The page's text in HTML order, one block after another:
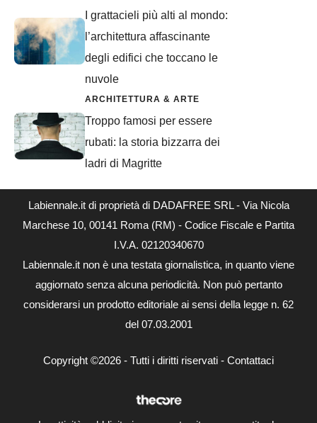
I grattacieli più alti al mondo:
l’architettura affascinante
degli edifici che toccano le
nuvole
ARCHITETTURA & ARTE
Troppo famosi per essere
rubati: la storia bizzarra dei
ladri di Magritte
Labiennale.it di proprietà di DADAFREE SRL - Via Nicola
Marchese 10, 00141 Roma (RM) - Codice Fiscale e Partita
I.V.A. 02120340670
Labiennale.it non è una testata giornalistica, in quanto viene
aggiornato senza alcuna periodicità. Non può pertanto
considerarsi un prodotto editoriale ai sensi della legge n. 62
del 07.03.2001
Copyright ©2026 - Tutti i diritti riservati - Contattaci